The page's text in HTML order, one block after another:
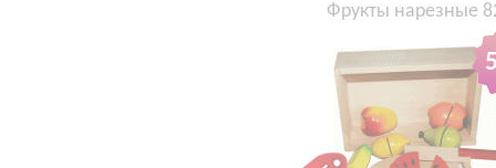
Фрукты нарезные